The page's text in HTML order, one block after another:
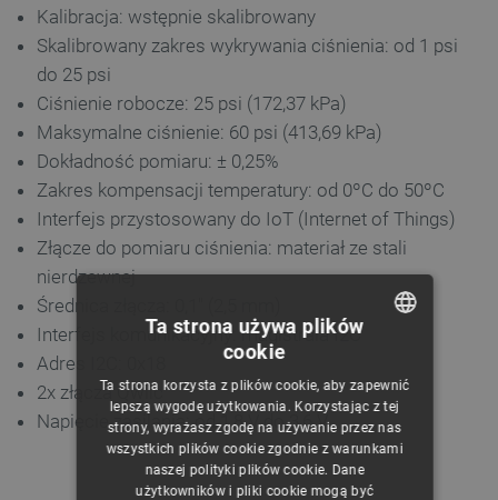
Kalibracja: wstępnie skalibrowany
Skalibrowany zakres wykrywania ciśnienia: od 1 psi
do 25 psi
Ciśnienie robocze: 25 psi (172,37 kPa)
Maksymalne ciśnienie: 60 psi (413,69 kPa)
Dokładność pomiaru: ± 0,25%
Zakres kompensacji temperatury: od 0ºC do 50ºC
Interfejs przystosowany do IoT (Internet of Things)
Złącze do pomiaru ciśnienia: materiał ze stali
nierdzewnej
Średnica złącza: 0,1'' (2,5 mm)
Interfejs komunikacyjny: magistrala I2C
Adres I2C: 0x18
2x złącza Qwiic
Napięcie zasilania: od 1,8 V do 3,6 V
CZECH
ENGLISH
GERMAN
Ta strona używa plików
cookie
Ta strona korzysta z plików cookie, aby zapewnić
lepszą wygodę użytkowania. Korzystając z tej
strony, wyrażasz zgodę na używanie przez nas
wszystkich plików cookie zgodnie z warunkami
naszej polityki plików cookie. Dane
użytkowników i pliki cookie mogą być